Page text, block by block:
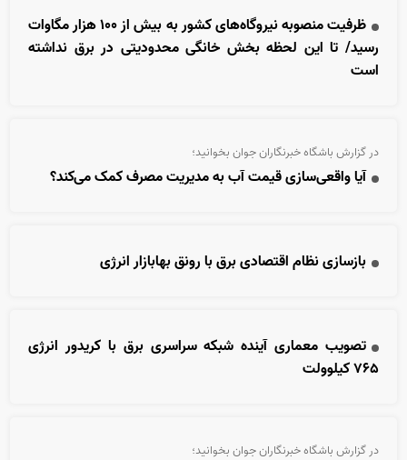
ظرفیت منصوبه نیروگاه‌های کشور به بیش از ۱۰۰ هزار مگاوات
رسید/ تا این لحظه بخش خانگی محدودیتی در برق نداشته
است
در گزارش باشگاه خبرنگاران جوان بخوانید؛
آیا واقعی‌سازی قیمت آب به مدیریت مصرف کمک می‌کند؟
بازسازی نظام اقتصادی برق با رونق بهابازار انرژی
تصویب معماری آینده شبکه سراسری برق با کریدور انرژی
۷۶۵ کیلوولت
در گزارش باشگاه خبرنگاران جوان بخوانید؛